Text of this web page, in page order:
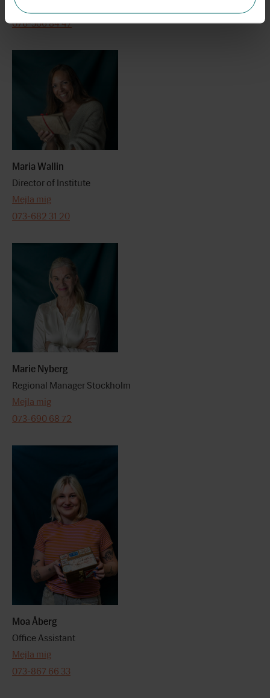
Mejla mig
076-506 84 47
Maria Wallin
Director of Institute
Mejla mig
073-682 31 20
Marie Nyberg
Regional Manager Stockholm
Mejla mig
073-690 68 72
Moa Åberg
Office Assistant
Mejla mig
073-867 66 33